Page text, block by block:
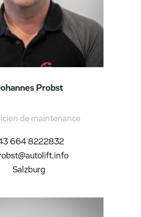
Probst
de maintenance
664 8222832
Salzburg